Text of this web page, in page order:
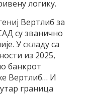
логику.
Вертлиб за
су званично
У складу са
из 2025,
банкрот
Вертлиб… И
граница